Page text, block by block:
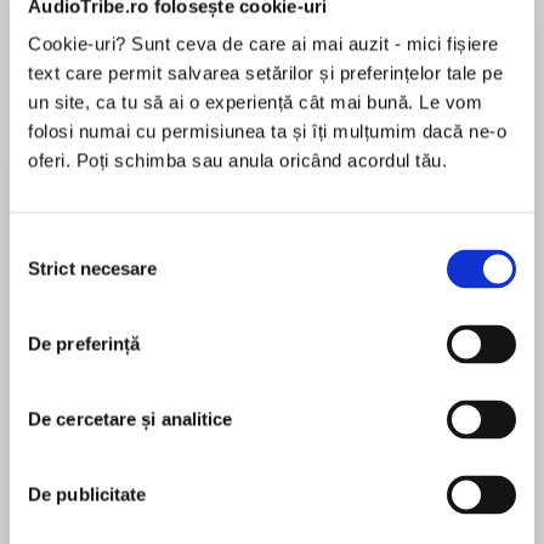
AudioTribe.ro folosește cookie-uri
Cookie-uri? Sunt ceva de care ai mai auzit - mici fișiere
text care permit salvarea setărilor și preferințelor tale pe
un site, ca tu să ai o experiență cât mai bună. Le vom
folosi numai cu permisiunea ta și îți mulțumim dacă ne-o
oferi. Poți schimba sau anula oricând acordul tău.
consimțământului
Strict necesare
De preferință
De cercetare și analitice
De publicitate
Desprecarte
The showstopping debut from the author of the
#1 Sunday Times bestseller ALL THE LIGHT WE
A blind man spends his days roaming the
beaches of Kenya collecting shells, classifying
them by feeling their whorls, spines and folds in
his fingers. A young woman discovers that she
by touching its freshly dead body. A refugee
from Liberia, who cannot escape the horrors
that he has witnessed, finds salvation in the
clandesitne act of burying the hearts of
pentru această carte
Anthony Doerr is the author of the Pulitzer Prize-